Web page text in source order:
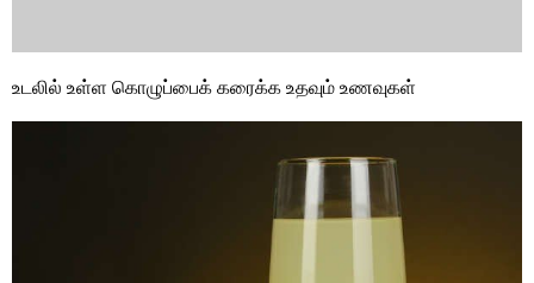
உடலில் உள்ள கொழுப்பைக் கரைக்க உதவும் உணவுகள்